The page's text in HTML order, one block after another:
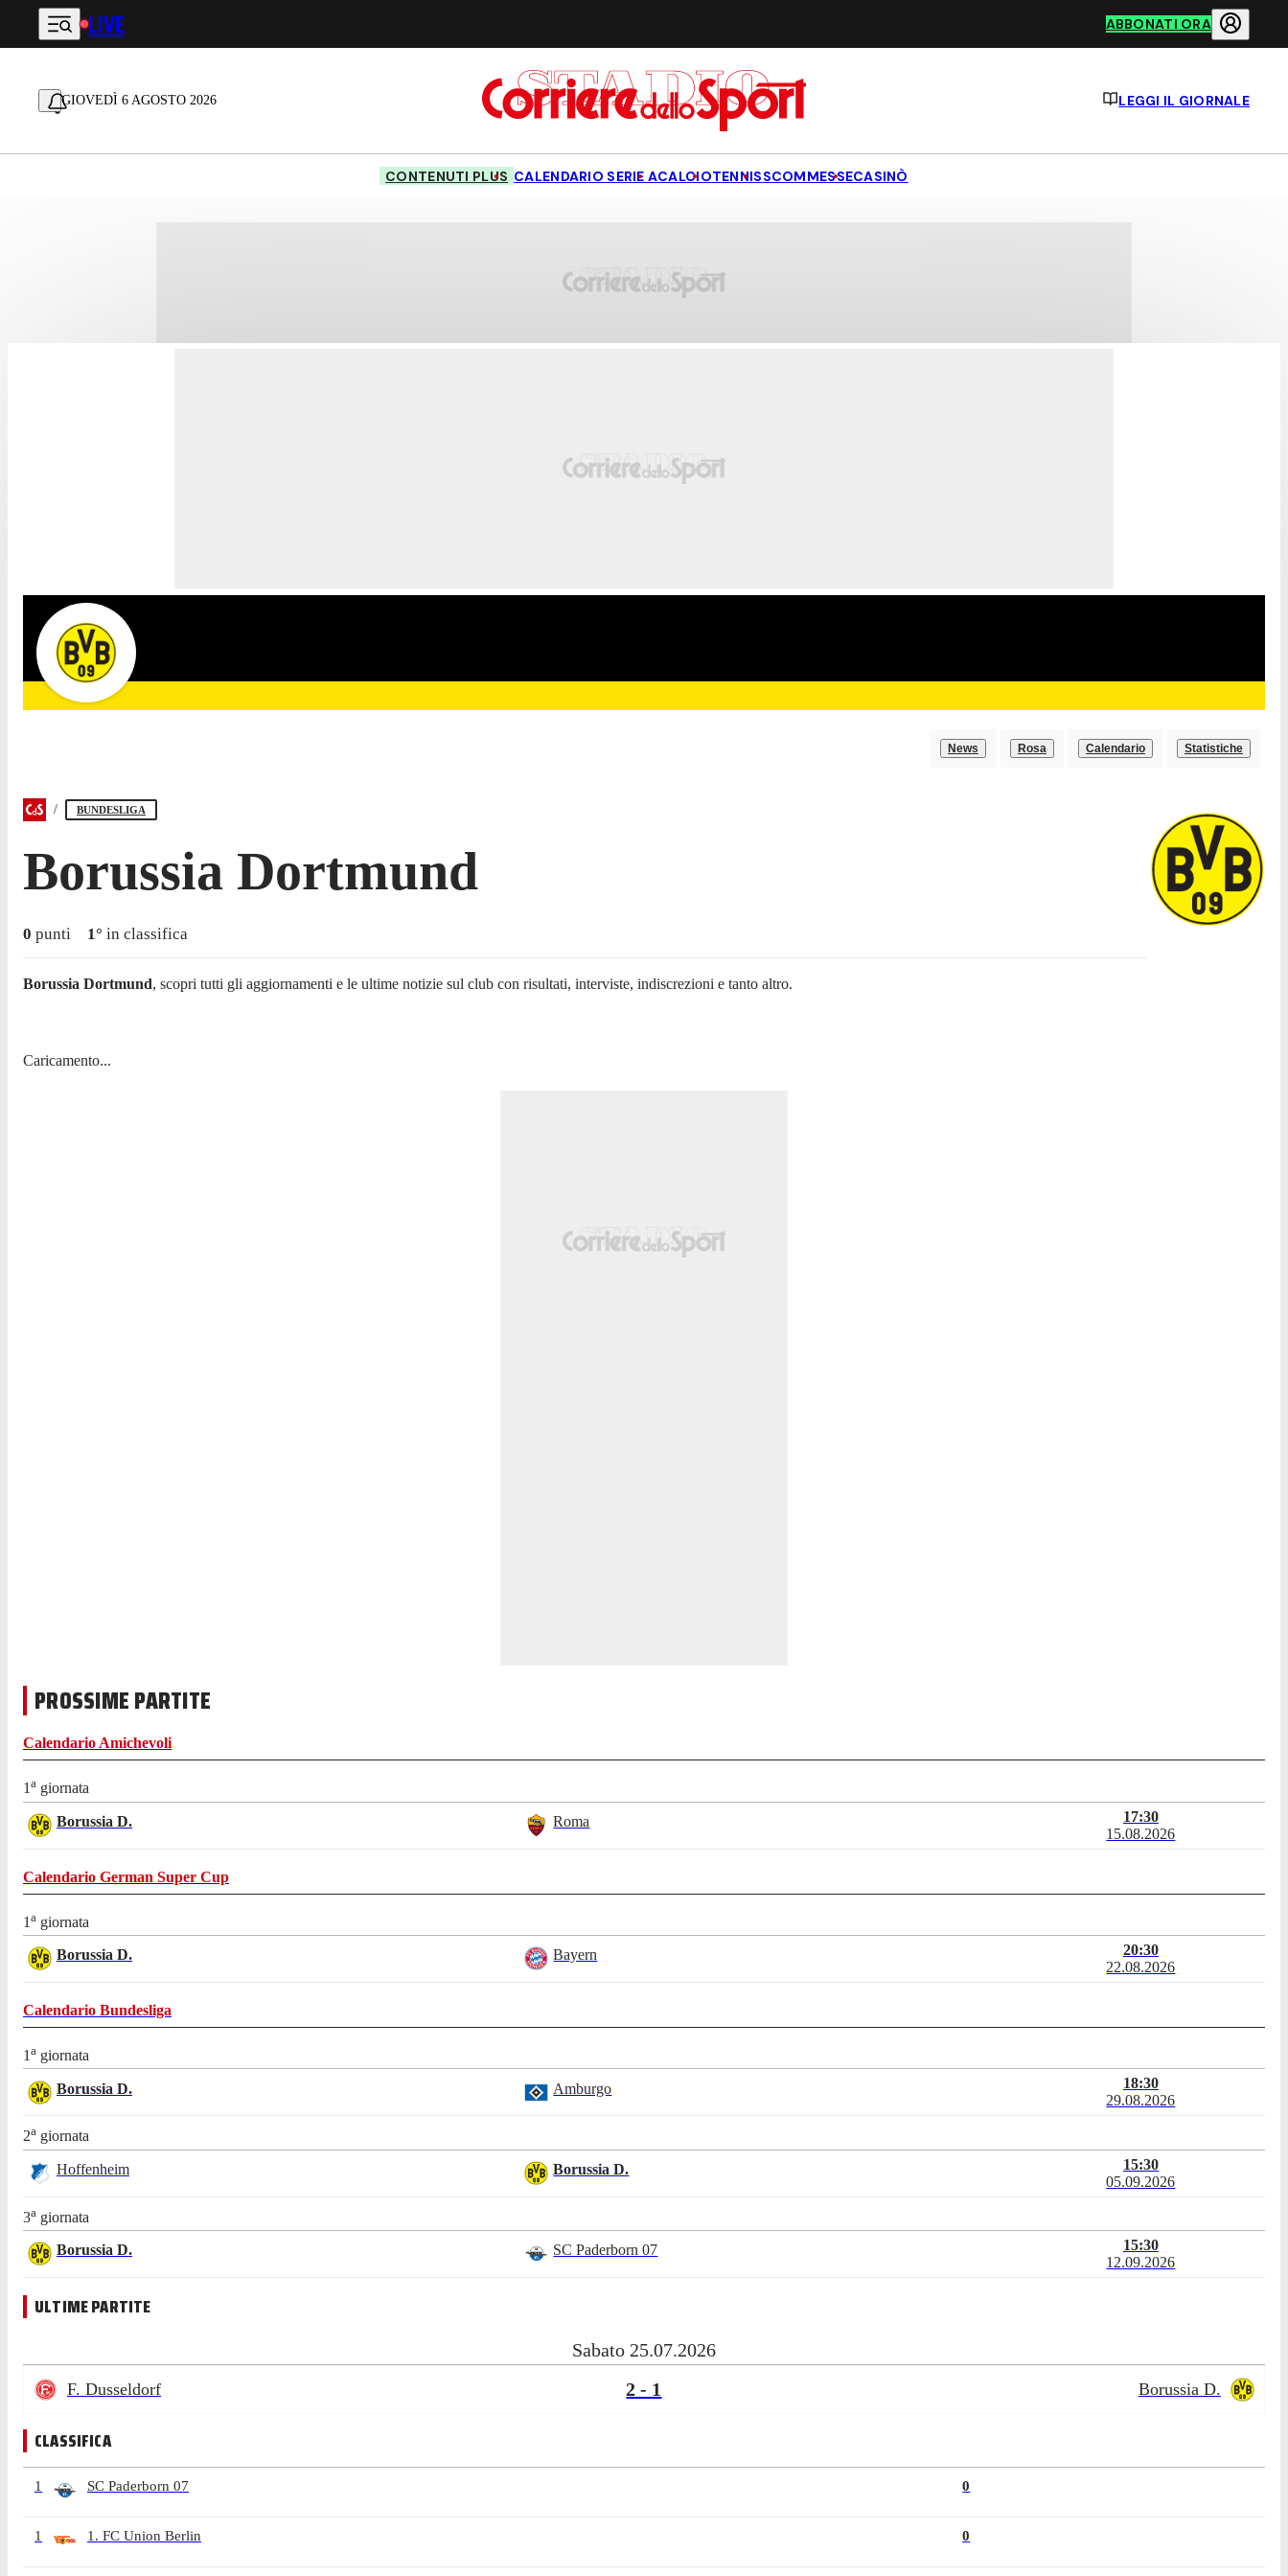
Vai al contenuto principale
LIVE ABBONATI ORA
GIOVEDÌ 6 AGOSTO 2026 LEGGI IL GIORNALE
CONTENUTI PLUS CALENDARIO SERIE ACALCIOTENNISSCOMMESSECASINÒ
News Rosa Calendario Statistiche
BUNDESLIGA
Borussia Dortmund
0 punti 1° in classifica
Borussia Dortmund, scopri tutti gli aggiornamenti e le ultime notizie sul club con risultati, interviste, indiscrezioni e tanto altro.
Caricamento...
PROSSIME PARTITE
Calendario Amichevoli
1a giornata
Borussia D. Roma
17:30
15.08.2026
Calendario German Super Cup
1 a giornata
Borussia D. Bayern
20:30
22.08.2026
Calendario Bundesliga
1 a giornata
Borussia D. Amburgo
18:30
29.08.2026
2a giornata
Hoffenheim Borussia D.
15:30
05.09.2026
3a giornata
Borussia D. SC Paderborn 07
15:30
12.09.2026
ULTIME PARTITE
Sabato 25.07.2026
F. Dusseldorf 2 - 1 Borussia D.
CLASSIFICA
1 SC Paderborn 07 0
1 1. FC Union Berlin 0